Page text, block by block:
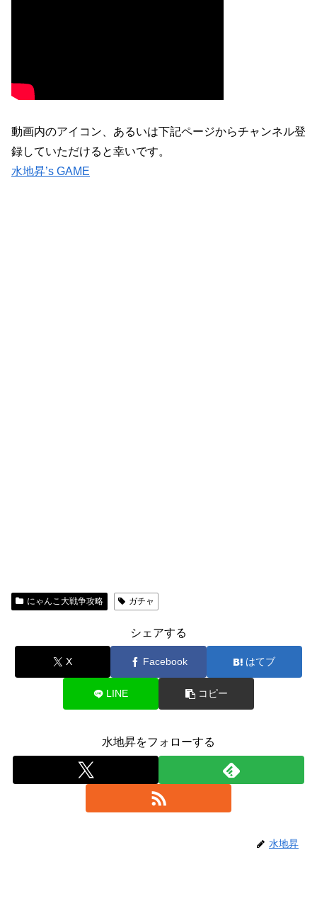
動画内のアイコン、あるいは下記ページからチャンネル登
録していただけると幸いです。
水地昇’s GAME
にゃんこ大戦争攻略 ガチャ
シェアする
X Facebook はてブ
LINE コピー
水地昇をフォローする
水地昇